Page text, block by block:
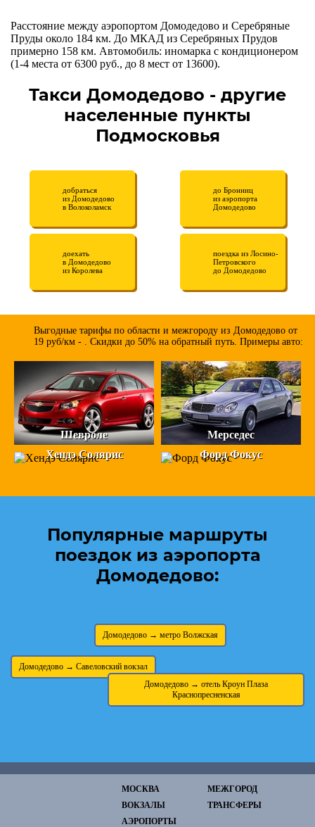
Расстояние между аэропортом Домодедово и Серебряные
Пруды около 184 км. До МКАД из Серебряных Прудов
примерно 158 км. Автомобиль: иномарка с кондиционером
(1-4 места от 6300 руб., до 8 мест от 13600).
Такси Домодедово - другие
населенные пункты
Подмосковья
добраться
из Домодедово
в Волоколамск
до Бронниц
из аэропорта
Домодедово
доехать
в Домодедово
из Королева
поездка из Лосино-
Петровского
до Домодедово
Выгодные тарифы по области и межгороду из Домодедово от
19 руб/км - . Скидки до 50% на обратный путь. Примеры авто:
Шевроле
Мерседес
Хендэ Солярис
Форд Фокус
Популярные маршруты
поездок из аэропорта
Домодедово:
Домодедово → Савеловский вокзал
Домодедово → метро Волжская
Домодедово → отель Кроун Плаза
Краснопресненская
МОСКВА
ВОКЗАЛЫ
АЭРОПОРТЫ
МЕЖГОРОД
ТРАНСФЕРЫ